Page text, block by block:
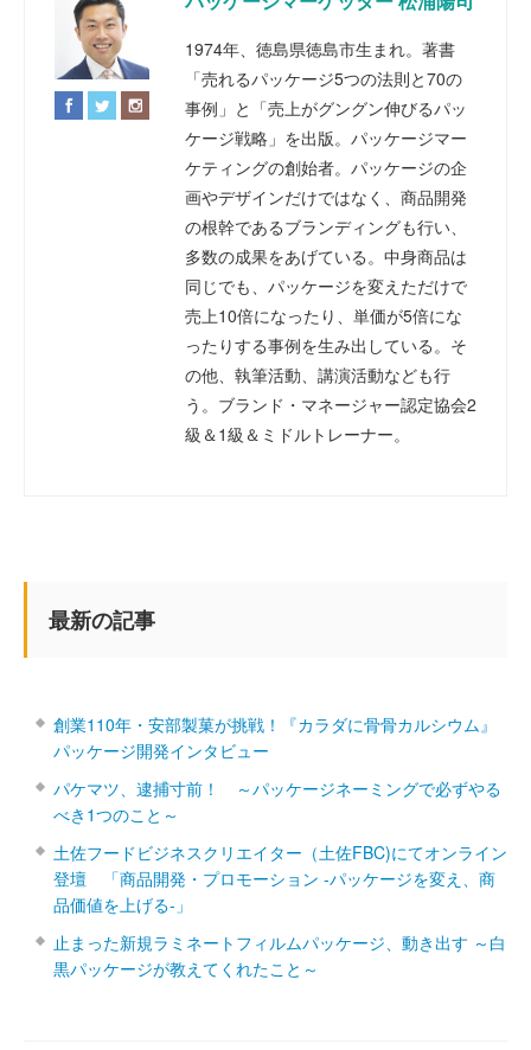
1974年、徳島県徳島市生まれ。著書
「売れるパッケージ5つの法則と70の
事例」と「売上がグングン伸びるパッ
ケージ戦略」を出版。パッケージマー
ケティングの創始者。パッケージの企
画やデザインだけではなく、商品開発
の根幹であるブランディングも行い、
多数の成果をあげている。中身商品は
同じでも、パッケージを変えただけで
売上10倍になったり、単価が5倍にな
ったりする事例を生み出している。そ
の他、執筆活動、講演活動なども行
う。ブランド・マネージャー認定協会2
級＆1級＆ミドルトレーナー。
最新の記事
創業110年・安部製菓が挑戦！『カラダに骨骨カルシウム』
パッケージ開発インタビュー
パケマツ、逮捕寸前！ ～パッケージネーミングで必ずやる
べき1つのこと～
土佐フードビジネスクリエイター（土佐FBC)にてオンライン
登壇 「商品開発・プロモーション ‐パッケージを変え、商
品価値を上げる‐」
止まった新規ラミネートフィルムパッケージ、動き出す ～白
黒パッケージが教えてくれたこと～